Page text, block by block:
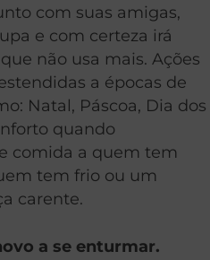
com suas amigas,
e com certeza irá
não usa mais. Ações
a épocas de
Natal, Páscoa, Dia dos
quando
comida a quem tem
tem frio ou um
carente.
a se enturmar.